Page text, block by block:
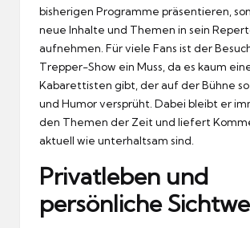
bisherigen Programme präsentieren,
neue Inhalte und Themen in sein
aufnehmen. Für viele Fans ist der
Trepper-Show ein Muss, da es kaum
Kabarettisten gibt, der auf der Bühne
und Humor versprüht. Dabei bleibt er
den Themen der Zeit und liefert
aktuell wie unterhaltsam sind.
Privatleben und
persönliche